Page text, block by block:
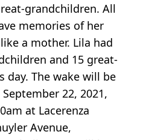
grandchildren. All
memories of her
a mother. Lila had
and 15 great-
day. The wake will be
22, 2021,
at Lacerenza
Avenue,